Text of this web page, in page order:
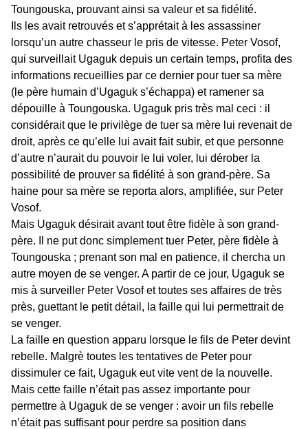
Toungouska, prouvant ainsi sa valeur et sa fidélité.
Ils les avait retrouvés et s’apprétait à les assassiner
lorsqu’un autre chasseur le pris de vitesse. Peter Vosof,
qui surveillait Ugaguk depuis un certain temps, profita des
informations recueillies par ce dernier pour tuer sa mère
(le père humain d’Ugaguk s’échappa) et ramener sa
dépouille à Toungouska. Ugaguk pris très mal ceci : il
considérait que le privilège de tuer sa mère lui revenait de
droit, après ce qu’elle lui avait fait subir, et que personne
d’autre n’aurait du pouvoir le lui voler, lui dérober la
possibilité de prouver sa fidélité à son grand-père. Sa
haine pour sa mère se reporta alors, amplifiée, sur Peter
Vosof.
Mais Ugaguk désirait avant tout être fidèle à son grand-
père. Il ne put donc simplement tuer Peter, père fidèle à
Toungouska ; prenant son mal en patience, il chercha un
autre moyen de se venger. A partir de ce jour, Ugaguk se
mis à surveiller Peter Vosof et toutes ses affaires de très
près, guettant le petit détail, la faille qui lui permettrait de
se venger.
La faille en question apparu lorsque le fils de Peter devint
rebelle. Malgrè toutes les tentatives de Peter pour
dissimuler ce fait, Ugaguk eut vite vent de la nouvelle.
Mais cette faille n’était pas assez importante pour
permettre à Ugaguk de se venger : avoir un fils rebelle
n’était pas suffisant pour perdre sa position dans